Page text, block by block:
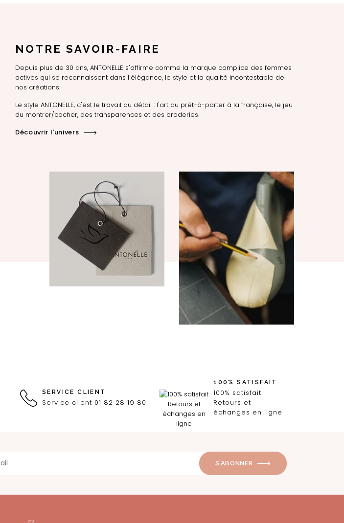
NOTRE SAVOIR-FAIRE
Depuis plus de 30 ans, ANTONELLE s'affirme comme la marque complice des femmes
actives qui se reconnaissent dans l'élégance, le style et la qualité incontestable de
nos créations.
Le style ANTONELLE, c'est le travail du détail : l'art du prêt-à-porter à la française, le jeu
du montrer/cacher, des transparences et des broderies.
Découvrir l'univers
SERVICE CLIENT
Service client 01 82 28 19 80
100% SATISFAIT
100% satisfait
Retours et
échanges en ligne
S’ABONNER